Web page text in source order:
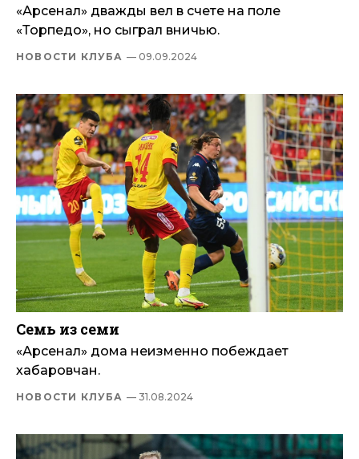
«Арсенал» дважды вел в счете на поле
«Торпедо», но сыграл вничью.
НОВОСТИ КЛУБА — 09.09.2024
Семь из семи
«Арсенал» дома неизменно побеждает
хабаровчан.
НОВОСТИ КЛУБА — 31.08.2024